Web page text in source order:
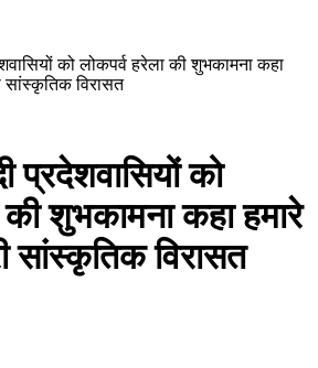
को लोकपर्व हरेला की शुभकामना कहा
सांस्कृतिक विरासत
प्रदेशवासियों को
की शुभकामना कहा हमारे
सांस्कृतिक विरासत